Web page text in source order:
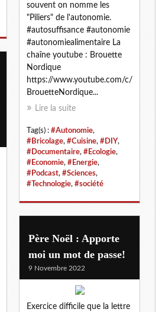
souvent on nomme les
"Piliers" de l'autonomie.
#autosuffisance #autonomie
#autonomiealimentaire La
chaîne youtube : Brouette
Nordique
https://www.youtube.com/c/
BrouetteNordique...
Lire la suite
Tag(s) : #Autonomie,
#Bricolage, #Cuisine, #DIY,
#Documentaire, #Ecologie,
#Economie, #Energie,
#Podcast, #Sciences,
#Technologie, #société
Père Noël : Apporte
moi un mot de passe!
9 Novembre 2022
Exercice difficile que la lettre